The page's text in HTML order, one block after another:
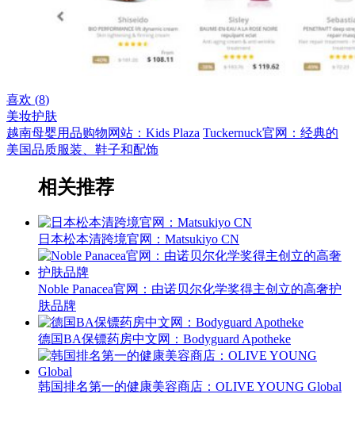
喜欢 (8)
美妆护肤
越南母婴用品购物网站：Kids Plaza Tuckernuck官网：经典的
美国品质服装、鞋子和配饰
相关推荐
日本松本清跨境官网：Matsukiyo CN
Noble Panacea官网：由诺贝尔化学奖得主创立的高奢护
肤品牌‌
德国BA保镖药房中文网：Bodyguard Apotheke
韩国排名第一的健康美容商店：OLIVE YOUNG Global